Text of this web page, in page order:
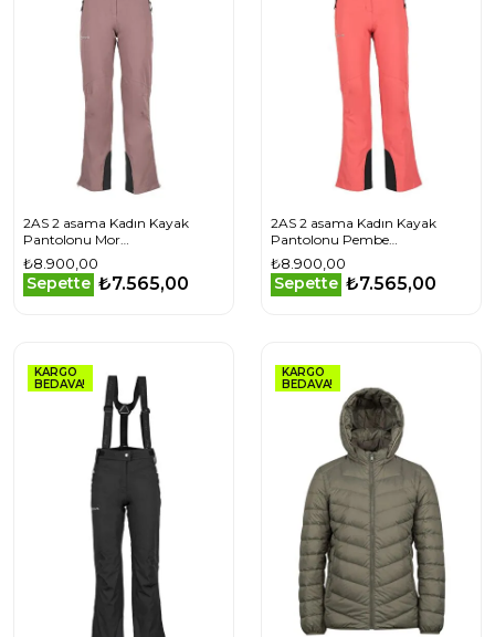
2AS 2 asama Kadın Kayak
Pantolonu Mor
2ASWASA0092023PLM
₺8.900,00
Sepette ₺7.565,00
2AS 2 asama Kadın Kayak
Pantolonu Pembe
2ASWASA00920230012023
₺8.900,00
Sepette ₺7.565,00
KARGO
BEDAVA!
KARGO
BEDAVA!